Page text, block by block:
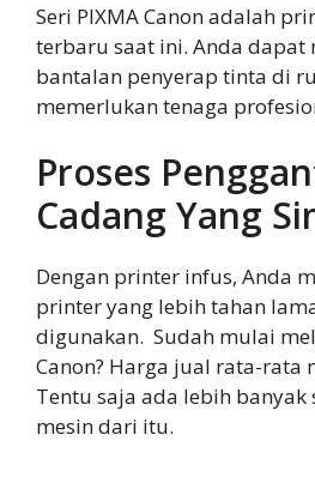
Seri PIXMA Canon adalah
terbaru saat ini. Anda dapat
bantalan penyerap tinta di
memerlukan tenaga
Proses
Cadang Yang
Dengan printer infus, Anda
printer yang lebih tahan
digunakan. Sudah mulai
Canon? Harga jual rata-
Tentu saja ada lebih banyak
mesin dari itu.